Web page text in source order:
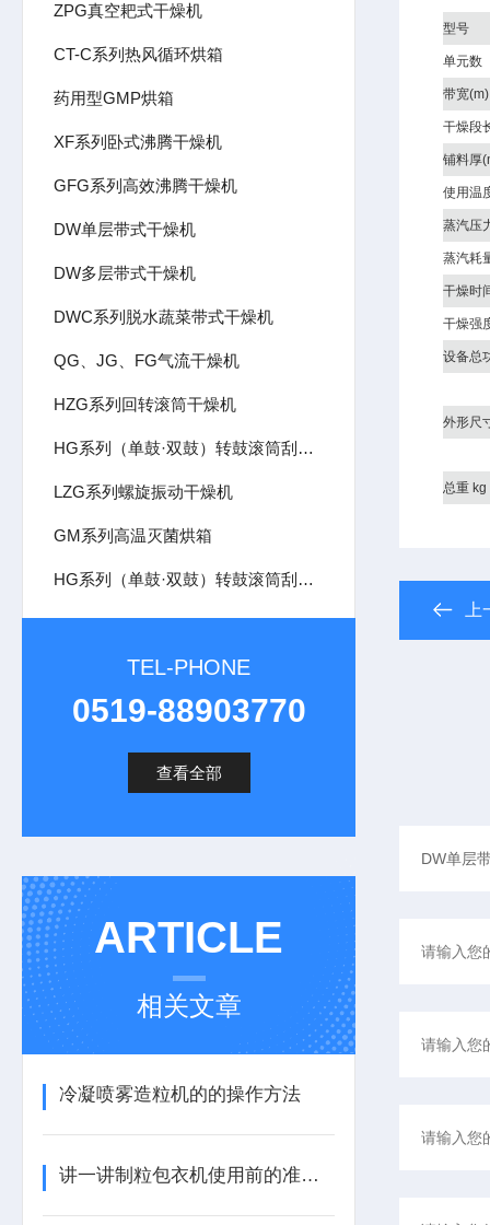
ZPG真空耙式干燥机
CT-C系列热风循环烘箱
药用型GMP烘箱
XF系列卧式沸腾干燥机
GFG系列高效沸腾干燥机
DW单层带式干燥机
DW多层带式干燥机
DWC系列脱水蔬菜带式干燥机
QG、JG、FG气流干燥机
HZG系列回转滚筒干燥机
HG系列（单鼓·双鼓）转鼓滚筒刮板干燥机
LZG系列螺旋振动干燥机
GM系列高温灭菌烘箱
HG系列（单鼓·双鼓）转鼓滚筒刮板干燥机
TEL-PHONE
0519-88903770
查看全部
ARTICLE
相关文章
冷凝喷雾造粒机的的操作方法
讲一讲制粒包衣机使用前的准备工作
型号
单元数
带宽(m)
干燥段
铺料厚
使用温
蒸汽压
蒸汽耗
干燥时
干燥强
设备总
外形尺
总重 kg